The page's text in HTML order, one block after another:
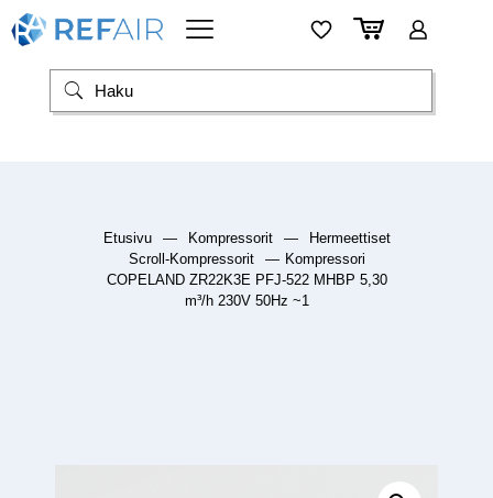
Etusivu — Kompressorit —
Hermeettiset
Scroll-Kompressorit
— Kompressori
COPELAND ZR22K3E PFJ-522 MHBP 5,30
m³/h 230V 50Hz ~1